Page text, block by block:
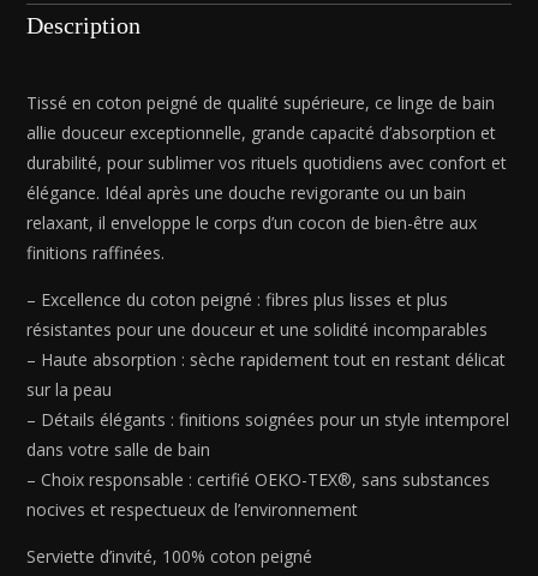
LT
-
Bleu
gris
x
(30
x
30
Description
Tissé en coton peigné de qualité supérieure, ce linge de bain
allie douceur exceptionnelle, grande capacité d’absorption et
durabilité, pour sublimer vos rituels quotidiens avec confort et
élégance. Idéal après une douche revigorante ou un bain
relaxant, il enveloppe le corps d’un cocon de bien-être aux
finitions raffinées.
– Excellence du coton peigné : fibres plus lisses et plus
résistantes pour une douceur et une solidité incomparables
– Haute absorption : sèche rapidement tout en restant délicat
sur la peau
– Détails élégants : finitions soignées pour un style intemporel
dans votre salle de bain
– Choix responsable : certifié OEKO-TEX®, sans substances
nocives et respectueux de l’environnement
Serviette d’invité, 100% coton peigné